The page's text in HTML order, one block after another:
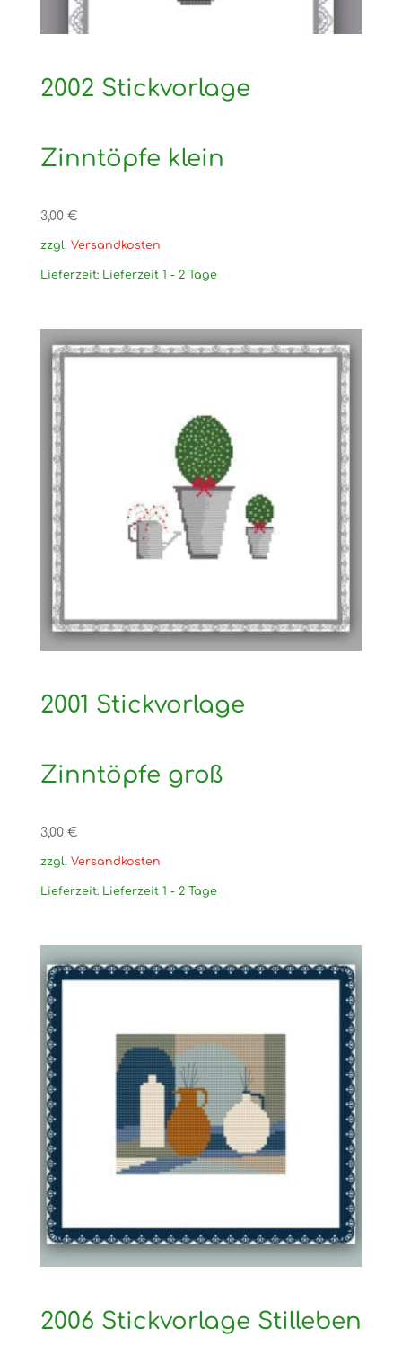
2002 Stickvorlage
Zinntöpfe klein
3,00 €
zzgl. Versandkosten
Lieferzeit: Lieferzeit 1 - 2 Tage
2001 Stickvorlage
Zinntöpfe groß
3,00 €
zzgl. Versandkosten
Lieferzeit: Lieferzeit 1 - 2 Tage
2006 Stickvorlage Stilleben